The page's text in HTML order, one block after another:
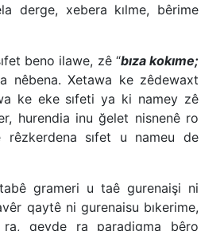
derge, xebera kılme, bêrime
beno ilawe, zê “bıza kokıme;
nêbena. Xetawa ke zêdewaxt
ke eke sıfeti ya ki namey zê
hurendia inu ğelet nisnenê ro
rêzkerdena sıfet u nameu de
grameri u taê gurenaişi ni
qaytê ni gurenaisu bıkerime,
ra, qeyde ra paradigma bêro